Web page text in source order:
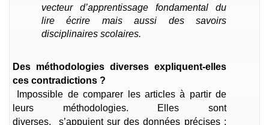
vecteur d’apprentissage fondamental du
lire écrire mais aussi des savoirs
disciplinaires scolaires.
Des méthodologies diverses expliquent-elles
ces contradictions ?
Impossible de comparer les articles à partir de
leurs méthodologies. Elles sont
diverses, s’appuient sur des données précises :